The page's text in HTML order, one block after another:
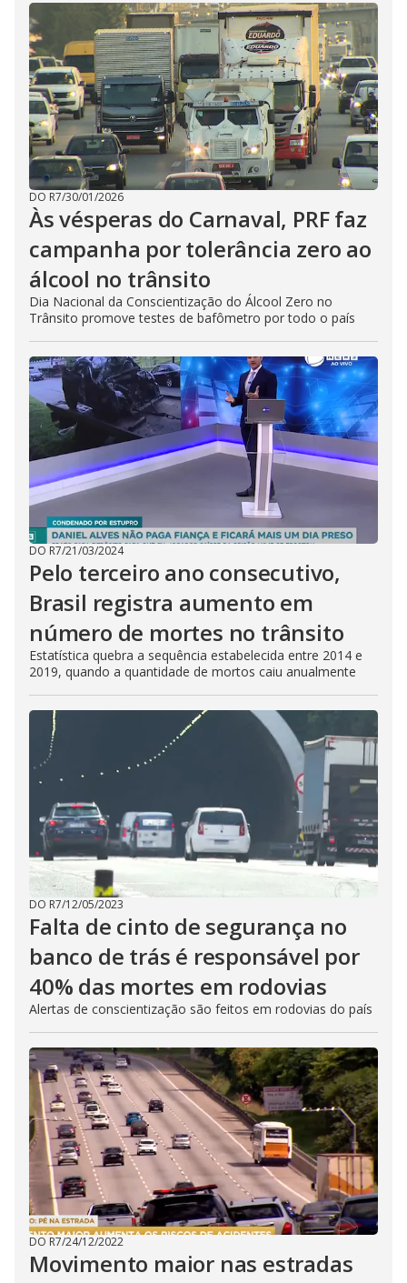
DO R7/30/01/2026
Às vésperas do Carnaval, PRF faz
campanha por tolerância zero ao
álcool no trânsito
Dia Nacional da Conscientização do Álcool Zero no
Trânsito promove testes de bafômetro por todo o país
DO R7/21/03/2024
Pelo terceiro ano consecutivo,
Brasil registra aumento em
número de mortes no trânsito
Estatística quebra a sequência estabelecida entre 2014 e
2019, quando a quantidade de mortos caiu anualmente
DO R7/12/05/2023
Falta de cinto de segurança no
banco de trás é responsável por
40% das mortes em rodovias
Alertas de conscientização são feitos em rodovias do país
DO R7/24/12/2022
Movimento maior nas estradas